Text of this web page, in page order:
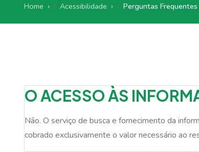
Home Acessibilidade Perguntas Frequentes
O ACESSO ÀS
Não. O serviço de busca e fornecimento da
cobrado exclusivamente o valor necessário ao